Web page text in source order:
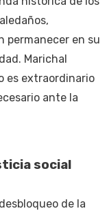
permanecer en su
Marichal
es extraordinario
ante la
social
de la